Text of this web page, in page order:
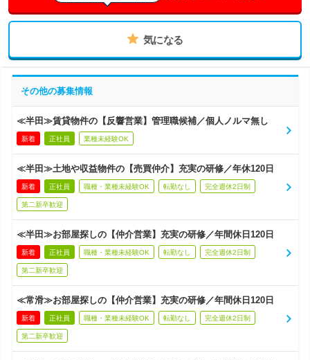
気になる
その他の募集情報
≪半田≫賃貸物件の【反響営業】管理職候補／個人ノルマ無し
新着 正社員 業種未経験OK
≪半田≫土地や収益物件の【売買仲介】充実の研修／年休120日
新着 正社員 職種・業種未経験OK 転勤なし 完全週休2日制
第二新卒歓迎
≪半田≫お部屋探しの【仲介営業】充実の研修／年間休日120日
新着 正社員 職種・業種未経験OK 転勤なし 完全週休2日制
第二新卒歓迎
≪常滑≫お部屋探しの【仲介営業】充実の研修／年間休日120日
新着 正社員 職種・業種未経験OK 転勤なし 完全週休2日制
第二新卒歓迎